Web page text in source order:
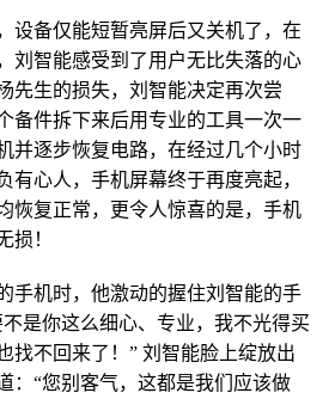
设备仅能短暂亮屏后又关机了，在
刘智能感受到了用户无比失落的心
先生的损失，刘智能决定再次尝
备件拆下来后用专业的工具一次一
并逐步恢复电路，在经过几个小时
有心人，手机屏幕终于再度亮起，
恢复正常，更令人惊喜的是，手机
损！
手机时，他激动的握住刘智能的手
是你这么细心、专业，我不光得买
找不回来了！” 刘智能脸上绽放出
：“您别客气，这都是我们应该做